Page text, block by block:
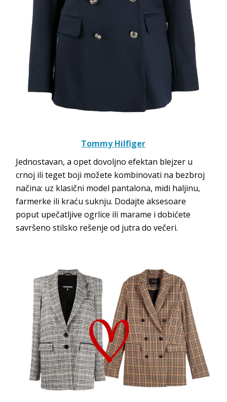
Tommy Hilfiger
Jednostavan, a opet dovoljno efektan blejzer u
crnoj ili teget boji možete kombinovati na bezbroj
načina: uz klasični model pantalona, midi haljinu,
farmerke ili kraću suknju. Dodajte aksesoare
poput upečatljive ogrlice ili marame i dobićete
savršeno stilsko rešenje od jutra do večeri.